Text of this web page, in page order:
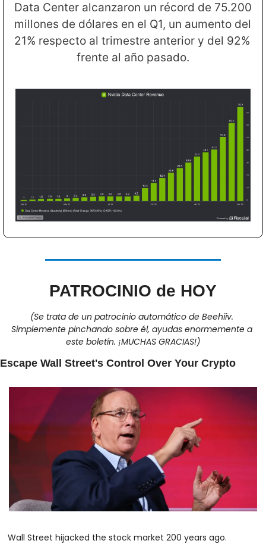
Data Center alcanzaron un récord de 75.200
millones de dólares en el Q1, un aumento del
21% respecto al trimestre anterior y del 92%
frente al año pasado.
PATROCINIO de HOY
(Se trata de un patrocinio automático de Beehiiv.
Simplemente pinchando sobre él, ayudas enormemente a
este boletín. ¡MUCHAS GRACIAS!)
Escape Wall Street's Control Over Your Crypto
Wall Street hijacked the stock market 200 years ago.